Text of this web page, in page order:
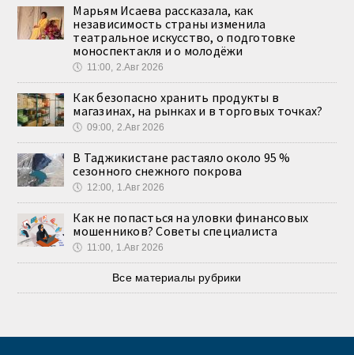
Марьям Исаева рассказала, как
независимость страны изменила
театральное искусство, о подготовке
моноспектакля и о молодёжи
🕔 11:00, 2.Авг 2026
Как безопасно хранить продукты в
магазинах, на рынках и в торговых точках?
🕔 09:00, 2.Авг 2026
В Таджикистане растаяло около 95 %
сезонного снежного покрова
🕔 12:00, 1.Авг 2026
Как не попасться на уловки финансовых
мошенников? Советы специалиста
🕔 11:00, 1.Авг 2026
Все материалы рубрики